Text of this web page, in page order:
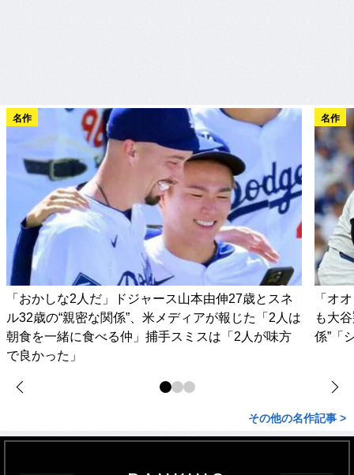
名作
「おかしな2人だ」ドジャース山本由伸27歳とスネ
ル32歳の“親密な関係”、米メディアが報じた「2人は
朝食を一緒に食べる仲」捕手スミスは「2人が味方
で良かった」
名作
「オ
も大
係”「
その他の名作記事 >